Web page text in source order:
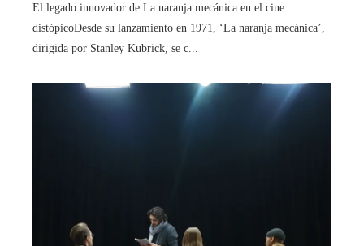
El legado innovador de La naranja mecánica en el cine
distópicoDesde su lanzamiento en 1971, ‘La naranja mecánica’,
dirigida por Stanley Kubrick, se c...